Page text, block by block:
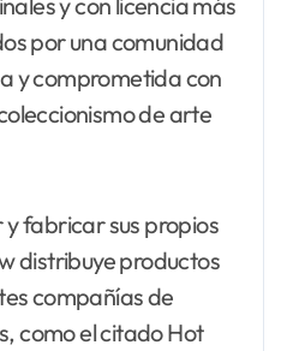
por una comunidad
y comprometida con
de arte
fabricar sus propios
distribuye productos
compañías de
como el citado Hot